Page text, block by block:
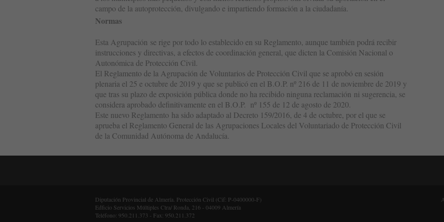
campo de la autoprotección, divulgando e impartiendo formación a la ciudadanía.
Normas
Esta Agrupación se rige por todo lo establecido en su Reglamento, aunque también podrá recibir
instrucciones y directivas, a efectos de coordinación general, que dicten la Comisión Nacional o
Autonómica de Protección Civil.
El Reglamento de la Agrupación de Voluntarios de Protección Civil que se aprobó en sesión
plenaria el 25 e octubre de 2019 y que se publicó en el B.O.P. nº 216 de 11 de noviembre de 2019 y
que tras su plazo de exposición pública donde no ha recibido ninguna reclamación ni sugerencia, se
considera aprobado definitivamente en el B.O.P. nº 155 de 12 de agosto de 2020.
Este nuevo Reglamento ha sido adaptado al Decreto 159/2016, de 4 de octubre, por el que se
aprueba el Reglamento General de las Agrupaciones Locales del Voluntariado de Protección Civil
de la Comunidad Autónoma de Andalucía.
Diputación Provincial de Almería. Protección Civil (Cif: P-0400000-F)
Edficio Servicios Múltiples Ctra/ Ronda, 216 - 04009 Almería
Teléfono: 950.211.373 - Fax: 950.211.372